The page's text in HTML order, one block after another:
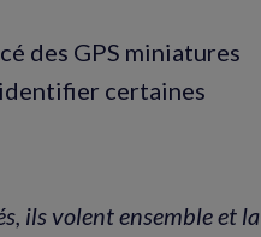
des GPS miniatures
certaines
ils volent ensemble et la